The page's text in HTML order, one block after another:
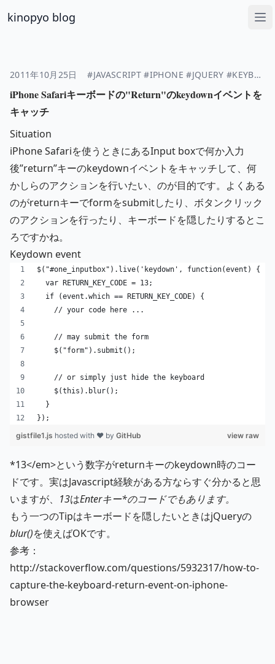
kinopyo blog
2011年10月25日 #JAVASCRIPT #IPHONE #JQUERY #KEYBOARD
iPhone Safariキーボードの"Return"のkeydownイベントを
キャッチ
Situation
iPhone Safariを使うときにあるInput boxで何か入力
後”return”キーのkeydownイベントをキャッチして、何
かしらのアクションを行いたい、のが目的です。よくある
のがreturnキーでformをsubmitしたり、ボタンクリック
のアクションを行ったり、キーボードを隠したりするとこ
ろですかね。
Keydown event
$("#one_inputbox").live('keydown', function(event) {
  var RETURN_KEY_CODE = 13;
  if (event.which == RETURN_KEY_CODE) {
    // your code here ...
    // may submit the form
    $("form").submit();
    // or simply just hide the keyboard
    $(this).blur();
  }
});
view raw
gistfile1.js hosted with ❤ by GitHub
*13</em>という数字がreturnキーのkeydown時のコー
ドです。実はJavascript経験がある方ならすぐ分かると思
いますが、 13はEnterキー*のコードでもあります。
もう一つのTipはキーボードを隠したいときはjQueryの
blur()を使えばOKです。
参考：
http://stackoverflow.com/questions/5932317/how-to-
capture-the-keyboard-return-event-on-iphone-
browser